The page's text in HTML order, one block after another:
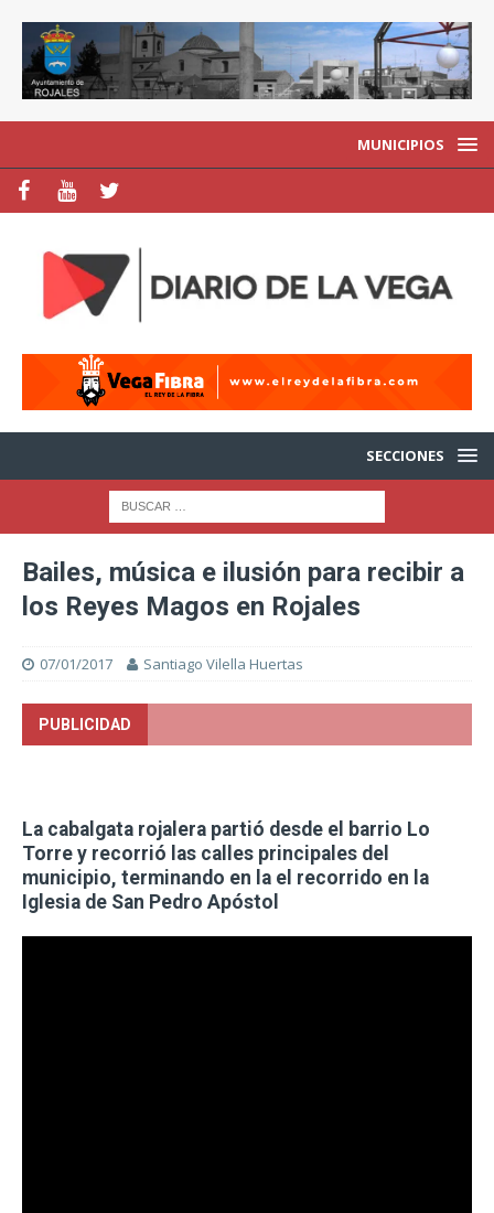
MUNICIPIOS
SECCIONES
Bailes, música e ilusión para recibir a
los Reyes Magos en Rojales
07/01/2017 Santiago Vilella Huertas
PUBLICIDAD
La cabalgata rojalera partió desde el barrio Lo
Torre y recorrió las calles principales del
municipio, terminando en la el recorrido en la
Iglesia de San Pedro Apóstol